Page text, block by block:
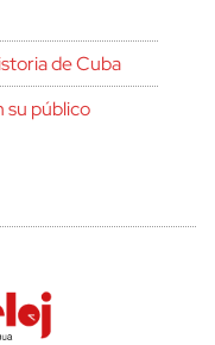
de Cuba
su público